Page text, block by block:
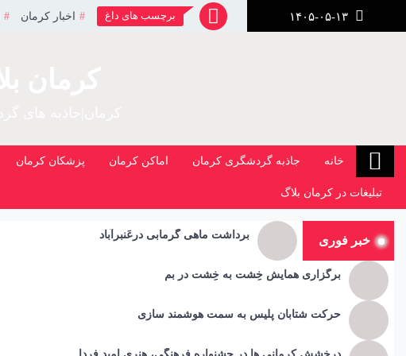
برچسب های داغ اخبار کرمان
خانه جاذبه گردشگری کرمان اماکن کرمان پزشکان کرمان
تبلیغات در کرمان بلاگ
خبر فوری برداشت ماهی گرمابی درعَنبرآباد
برگزاری همایش خِشت به خِشت در بم
حرکت شتابان پلیس به سمت هوشمند سازی